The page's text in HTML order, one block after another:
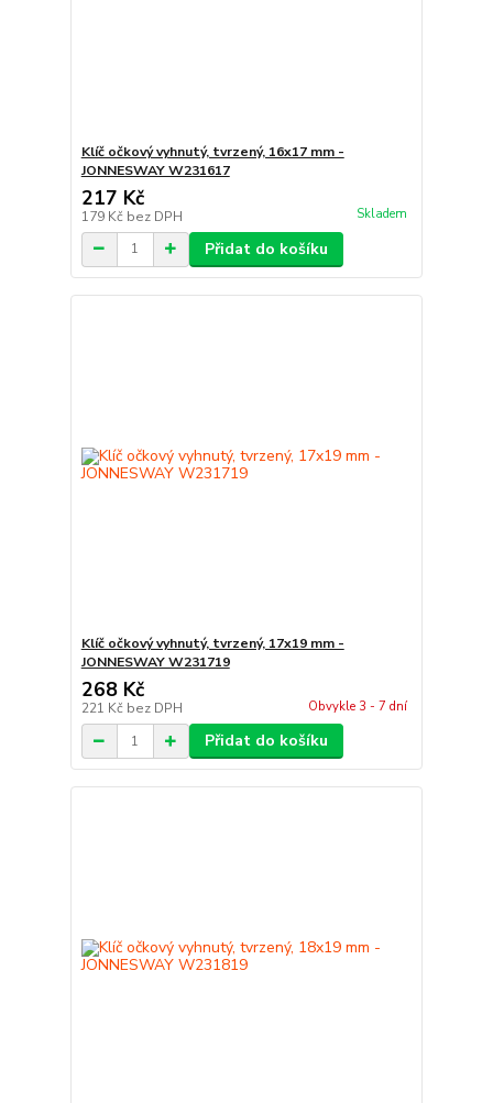
Klíč očkový vyhnutý, tvrzený, 16x17 mm -
JONNESWAY W231617
217 Kč
179 Kč bez DPH Skladem
Přidat do košíku
Klíč očkový vyhnutý, tvrzený, 17x19 mm -
JONNESWAY W231719
268 Kč
221 Kč bez DPH Obvykle 3 - 7 dní
Přidat do košíku